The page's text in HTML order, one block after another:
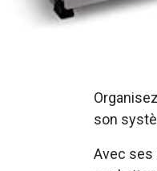
son
Avec ses